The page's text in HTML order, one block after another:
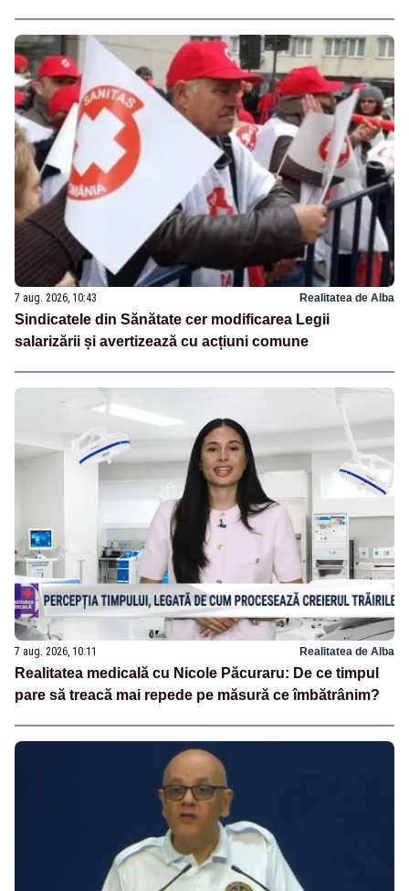
7 aug. 2026, 10:43 Realitatea de Alba
Sindicatele din Sănătate cer modificarea Legii
salarizării și avertizează cu acțiuni comune
7 aug. 2026, 10:11 Realitatea de Alba
Realitatea medicală cu Nicole Păcuraru: De ce timpul
pare să treacă mai repede pe măsură ce îmbătrânim?